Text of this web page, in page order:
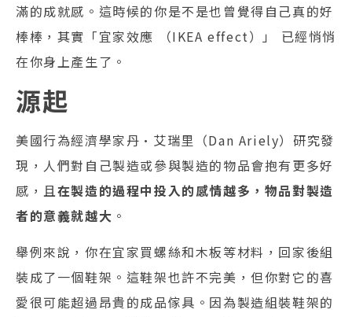
滿的成就感。這時候的你是不是也曾覺得自己真的好
棒棒，其實「宜家效應 （IKEA effect）」 已經悄悄
在你身上產生了。
源起
美國行為經濟學家丹·艾瑞里（Dan Ariely）研究發
現，人們對自己製造或參與製造的物品會抱有更多好
感，且在製造的過程中投入的感情越多，物品對製造
者的意義就越大 。
舉例來說，你在宜家買螺絲和木板等材料，回家後組
裝成了一個鞋架。這鞋架也許不完美，但你對它的喜
愛很可能超過昂貴的成品傢具。因為製造組裝鞋架的